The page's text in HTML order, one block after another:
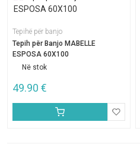
Tepihë për banjo
Tepih për Banjo MABELLE
ESPOSA 60X100
Në stok
49.90 €